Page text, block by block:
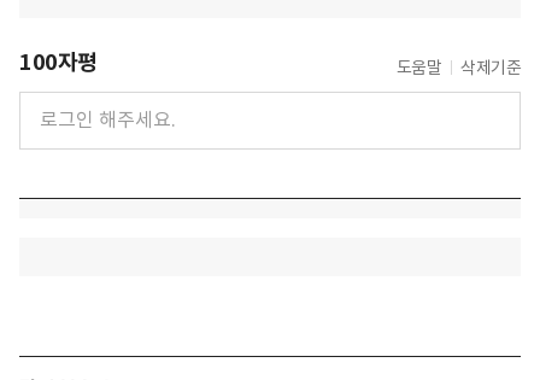
100자평 도움말 삭제기준